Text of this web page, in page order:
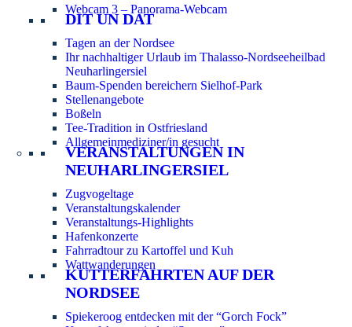
Webcam 3 – Panorama-Webcam
DIT UN DAT
Tagen an der Nordsee
Ihr nachhaltiger Urlaub im Thalasso-Nordseeheilbad
Neuharlingersiel
Baum-Spenden bereichern Sielhof-Park
Stellenangebote
Boßeln
Tee-Tradition in Ostfriesland
Allgemeinmediziner/in gesucht
VERANSTALTUNGEN IN
NEUHARLINGERSIEL
Zugvogeltage
Veranstaltungskalender
Veranstaltungs-Highlights
Hafenkonzerte
Fahrradtour zu Kartoffel und Kuh
Wattwanderungen
KUTTERFAHRTEN AUF DER
NORDSEE
Spiekeroog entdecken mit der “Gorch Fock”